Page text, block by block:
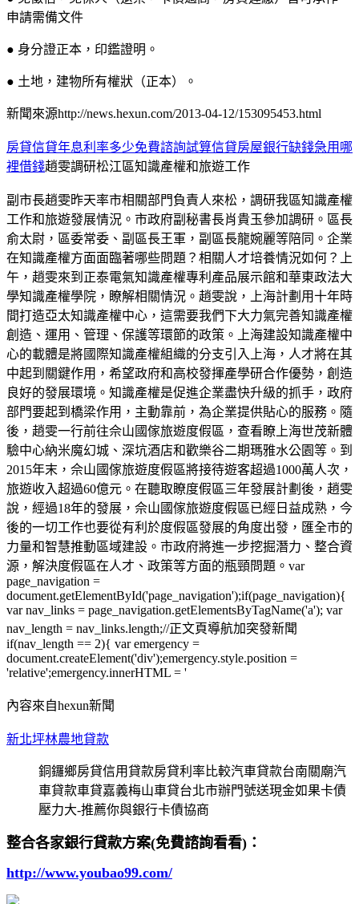
申請需備文件
● 身分證正本，印鑑證明。
● 土地，建物所有權狀（正本）。
新聞來源http://news.hexun.com/2013-04-12/153095453.html
房貸信貸年息利率多少免費諮詢試算信貸房屋銀行缺錢急用哪
裡借錢趙雯調研松江區知識產權和旅遊工作
副市長趙雯昨天率市相關部門負責人來松，調研我區知識產權
工作和旅遊發展情況。市政府副秘書長肖貴玉參加調研。區長
俞太尉，區委常委、副區長王軍，副區長龍婉麗等陪同。企業
在知識產權方面面臨著哪些問題？相關人才培養情況如何？上
午，趙雯來到正泰電氣知識產權專利產品展示館和華東政法大
學知識產權學院，瞭解相關情況。趙雯說，上海計劃用十年時
間打造亞太知識產權中心，這需要我們下大力氣完善知識產權
創造、運用、管理、保護等環節的政策。上海建設知識產權中
心的載體是將國際知識產權組織的分支引入上海，人才將在其
中起到關鍵作用，希望政府和高校發揮產學研合作優勢，創造
良好的發展環境。知識產權是促進企業盡快升級的抓手，政府
部門要起到橋梁作用，主動靠前，為企業提供貼心的服務。隨
後，趙雯一行前往佘山國傢旅遊度假區，查看瞭上海世茂新體
驗中心納米魔幻城、深坑酒店和歡樂谷二期瑪雅水公園等。到
2015年末，佘山國傢旅遊度假區將接待遊客超過1000萬人次，
旅遊收入超過60億元。在聽取瞭度假區三年發展計劃後，趙雯
說，經過18年的發展，佘山國傢旅遊度假區已經日益成熟，今
後的一切工作也要從有利於度假區發展的角度出發，匯全市的
力量和智慧推動區域建設。市政府將進一步挖掘潛力、整合資
源，解決度假區在人才、政策等方面的瓶頸問題。var
page_navigation =
document.getElementById('page_navigation');if(page_navigation){
var nav_links = page_navigation.getElementsByTagName('a'); var
nav_length = nav_links.length;//正文頁導航加突發新聞
if(nav_length == 2){ var emergency =
document.createElement('div');emergency.style.position =
'relative';emergency.innerHTML = '
內容來自hexun新聞
新北坪林農地貸款
銅鑼鄉房貸信用貸款房貸利率比較汽車貸款台南關廟汽
車貸款車貸嘉義梅山車貸台北市辦門號送現金如果卡債
壓力大-推薦你與銀行卡債協商
整合各家銀行貸款方案(免費諮詢看看)：
http://www.youbao99.com/